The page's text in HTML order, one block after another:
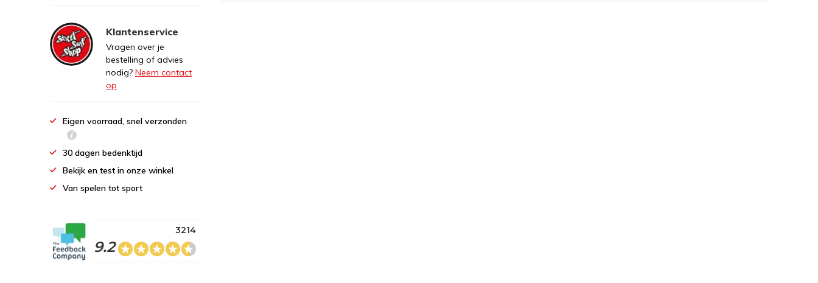
Klantenservice
Vragen over je
bestelling of advies
nodig? Neem contact
op
Eigen voorraad, snel verzonden
30 dagen bedenktijd
Bekijk en test in onze winkel
Van spelen tot sport
9.2
3214